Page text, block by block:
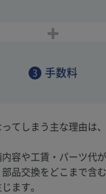
3 手数料
てしまう主な理由は
容や工賃・パーツ代
品交換をどこまで含
ます。